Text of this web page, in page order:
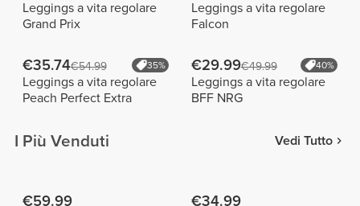
Leggings a vita regolare
Grand Prix
Leggings a vita regolare
Falcon
€35.74€54.99 35%
Leggings a vita regolare
Peach Perfect Extra
€29.99€49.99 40%
Leggings a vita regolare
BFF NRG
I Più Venduti Vedi Tutto
€59.99 €34.99